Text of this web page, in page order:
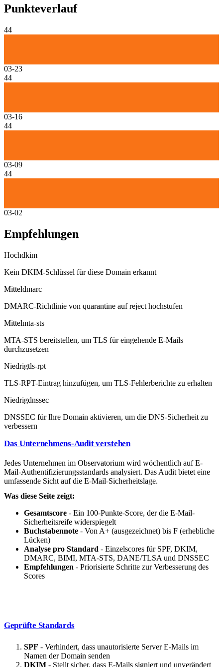
Punkteverlauf
44
03-23
44
03-16
44
03-09
44
03-02
Empfehlungen
Hochdkim
Kein DKIM-Schlüssel für diese Domain erkannt
Mitteldmarc
DMARC-Richtlinie von quarantine auf reject hochstufen
Mittelmta-sts
MTA-STS bereitstellen, um TLS für eingehende E-Mails
durchzusetzen
Niedrigtls-rpt
TLS-RPT-Eintrag hinzufügen, um TLS-Fehlerberichte zu erhalten
Niedrigdnssec
DNSSEC für Ihre Domain aktivieren, um die DNS-Sicherheit zu
verbessern
Das Unternehmens-Audit verstehen
Jedes Unternehmen im Observatorium wird wöchentlich auf E-
Mail-Authentifizierungsstandards analysiert. Das Audit bietet eine
umfassende Sicht auf die E-Mail-Sicherheitslage.
Was diese Seite zeigt:
Gesamtscore - Ein 100-Punkte-Score, der die E-Mail-
Sicherheitsreife widerspiegelt
Buchstabennote - Von A+ (ausgezeichnet) bis F (erhebliche
Lücken)
Analyse pro Standard - Einzelscores für SPF, DKIM,
DMARC, BIMI, MTA-STS, DANE/TLSA und DNSSEC
Empfehlungen - Priorisierte Schritte zur Verbesserung des
Scores
Geprüfte Standards
SPF - Verhindert, dass unautorisierte Server E-Mails im
Namen der Domain senden
DKIM - Stellt sicher, dass E-Mails signiert und unverändert